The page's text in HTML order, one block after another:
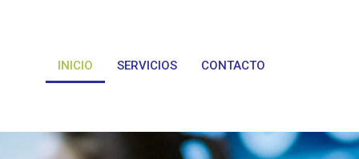
INICIO SERVICIOS CONTACTO